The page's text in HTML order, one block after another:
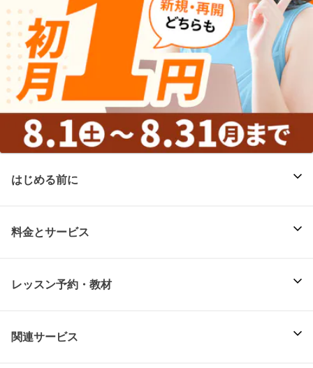
はじめる前に
料金とサービス
レッスン予約・教材
関連サービス